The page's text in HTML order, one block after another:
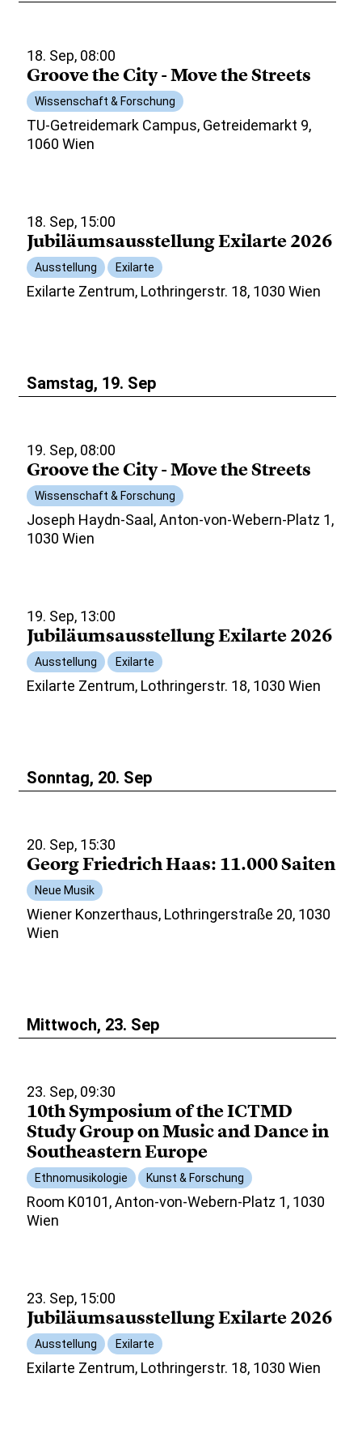
18. Sep, 08:00
Groove the City - Move the Streets
Wissenschaft & Forschung
TU-Getreidemark Campus, Getreidemarkt 9,
1060 Wien
18. Sep, 15:00
Jubiläumsausstellung Exilarte 2026
Ausstellung Exilarte
Exilarte Zentrum, Lothringerstr. 18, 1030 Wien
Samstag, 19. Sep
19. Sep, 08:00
Groove the City - Move the Streets
Wissenschaft & Forschung
Joseph Haydn-Saal, Anton-von-Webern-Platz 1,
1030 Wien
19. Sep, 13:00
Jubiläumsausstellung Exilarte 2026
Ausstellung Exilarte
Exilarte Zentrum, Lothringerstr. 18, 1030 Wien
Sonntag, 20. Sep
20. Sep, 15:30
Georg Friedrich Haas: 11.000 Saiten
Neue Musik
Wiener Konzerthaus, Lothringerstraße 20, 1030
Wien
Mittwoch, 23. Sep
23. Sep, 09:30
10th Symposium of the ICTMD
Study Group on Music and Dance in
Southeastern Europe
Ethnomusikologie Kunst & Forschung
Room K0101, Anton-von-Webern-Platz 1, 1030
Wien
23. Sep, 15:00
Jubiläumsausstellung Exilarte 2026
Ausstellung Exilarte
Exilarte Zentrum, Lothringerstr. 18, 1030 Wien